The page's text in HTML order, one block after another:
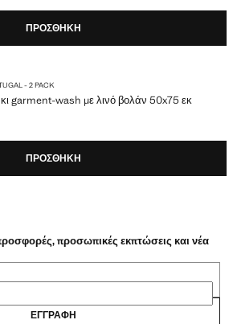
ΠΡΟΣΘΉΚΗ
- 2 PACK
garment-wash με λινό βολάν 50x75 εκ
GARMENT-WASH ΜΕ ΛΙΝΌ ΒΟΛΆΝ
ΠΡΟΣΘΉΚΗ
προσωπικές εκπτώσεις και νέα
ΕΓΓΡΑΦΉ